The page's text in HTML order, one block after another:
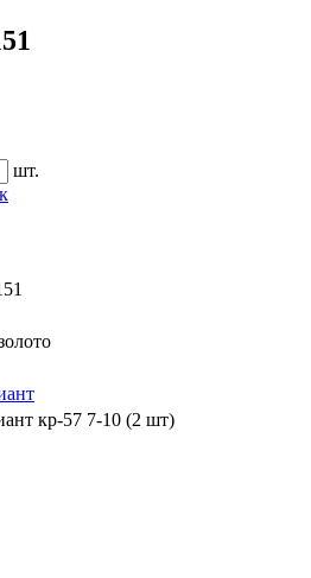
шт.
кр-57 7-10 (2 шт)